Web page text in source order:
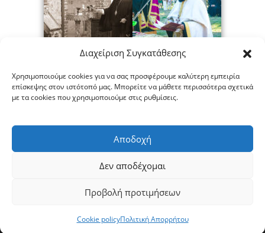
Διαχείριση Συγκατάθεσης
Χρησιμοποιούμε cookies για να σας προσφέρουμε καλύτερη εμπειρία
επίσκεψης στον ιστότοπό μας. Μπορείτε να μάθετε περισσότερα σχετικά
με τα cookies που χρησιμοποιούμε στις ρυθμίσεις.
Αποδοχή
Δεν αποδέχομαι
Προβολή προτιμήσεων
Cookie policyΠολιτική Απορρήτου
Πολιτική Απορρήτου|Πολιτική Cookies